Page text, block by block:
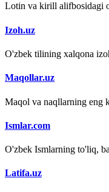
Lotin va kirill alifbosidagi
Izoh.uz
O'zbek tilining xalqona
Maqollar.uz
Maqol va naqllarning eng
Ismlar.com
O'zbek Ismlarning to'liq,
Latifa.uz